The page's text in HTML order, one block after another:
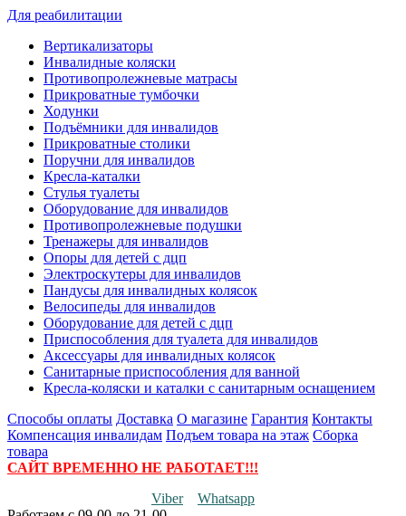
Для реабилитации
Вертикализаторы
Инвалидные коляски
Противопролежневые матрасы
Прикроватные тумбочки
Ходунки
Подъёмники для инвалидов
Прикроватные столики
Поручни для инвалидов
Кресла-каталки
Стулья туалеты
Оборудование для инвалидов
Противопролежневые подушки
Тренажеры для инвалидов
Опоры для детей с дцп
Электроскутеры для инвалидов
Пандусы для инвалидных колясок
Велосипеды для инвалидов
Оборудование для детей с дцп
Приспособления для туалета для инвалидов
Аксессуары для инвалидных колясок
Санитарные приспособления для ванной
Кресла-коляски и каталки с санитарным оснащением
Способы оплаты Доставка О магазине Гарантия Контакты
Компенсация инвалидам Подъем товара на этаж Сборка
товара
САЙТ ВРЕМЕННО НЕ РАБОТАЕТ!!!
Viber
Whatsapp